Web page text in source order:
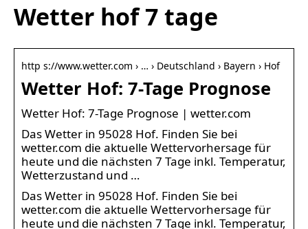
Wetter hof 7 tage
http s://www.wetter.com › … › Deutschland › Bayern › Hof
Wetter Hof: 7-Tage Prognose
Wetter Hof: 7-Tage Prognose | wetter.com
Das Wetter in 95028 Hof. Finden Sie bei
wetter.com die aktuelle Wettervorhersage für
heute und die nächsten 7 Tage inkl. Temperatur,
Wetterzustand und …
Das Wetter in 95028 Hof. Finden Sie bei
wetter.com die aktuelle Wettervorhersage für
heute und die nächsten 7 Tage inkl. Temperatur,